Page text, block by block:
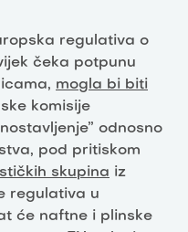
regulativa o
čeka potpunu
mogla bi biti
komisije
odnosno
pod pritiskom
skupina iz
regulativa u
će naftne i plinske